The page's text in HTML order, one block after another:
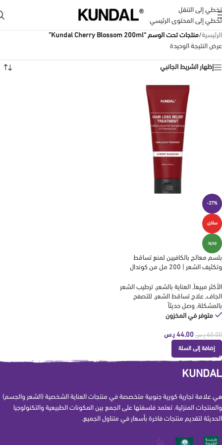
تخطي إلى التنقل
تخطي إلى المحتوى الرئيسي
الرئيسية/منتجات تحت الوسم “Kundal Cherry Blossom 200ml”
عرض النتيجة الوحيدة
إظهار الشريط الجانبي
-27%
ساخن
جديد
بلسم معالج بالكافيين لمنع تساقط
وتكثيف الشعر | 200 مل من كوندال
الأكثر مبيعاَ, العناية بالشعر, ترطيب الشعر
الجاف, علاج تساقط الشعر, للتصفح
بالمشكلة, وصل حديثاً
متوفر في المخزون
60.00 ر.س 44.00 ر.س
إضافة إلى السلة
KUNDAL
هي علامة تجارية كورية جنوبية متخصصة في منتجات العناية الشخصية (الشعر والجسم)
والمنتجات المنزلية. تعتمد فلسفتها على الجمع بين المكونات الطبيعية والتكنولوجيا
الحديثة لتقديم منتجات فاخرة بأسعار في متناول الجميع.